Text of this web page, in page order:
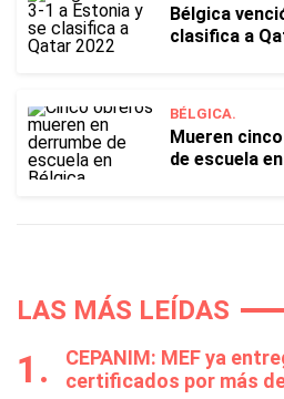
Bélgica
clasifica a
BÉLGICA.
Mueren
de escuela
LAS MÁS LEÍDAS
CEPANIM: MEF ya
certificados por más